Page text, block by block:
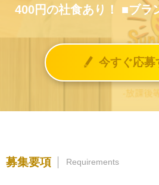
400円の社食あり！
■ブラ
今すぐ応募
募集要項 Requirements